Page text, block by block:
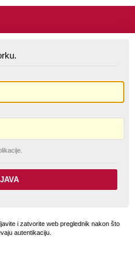
i zatvorite web preglednik nakon što
autentikaciju.